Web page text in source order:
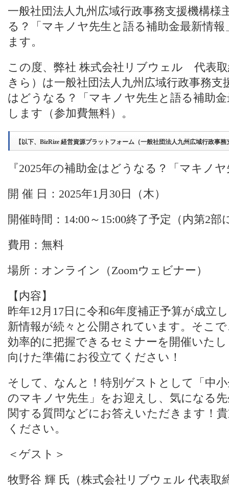
一般社団法人九州広域行政事務支援機構様
る？「マキノヤ先生と語る補助金最新情
ます。
この度、弊社 株式会社リブウェル 代表
きら）は一般社団法人九州広域行政事務支
はどうなる？「マキノヤ先生と語る補助
します（参加費無料）。
【以下、BizRize 経営資源プラットフォーム（一般社団法人九州広域行政事
『2025年の補助金はどうなる？「マキノ
開 催 日：2025年1月30日（木）
開催時間：14:00～15:00終了予定（内第2
費用：無料
場所：オンライン（Zoomウェビナー）
【内容】
昨年12月17日に令和6年度補正予算が成立
新情報が続々と公開されています。そこ
効率的に把握できるセミナーを開催いた
向けた準備にお役立てください！
そして、なんと！特別ゲストとして「中小
のマキノヤ先生」をお迎えし、気になる
関する質問などにお答えいただきます！
ください。
＜ゲスト＞
牧野谷 輝 氏（株式会社リブウェル 代表取